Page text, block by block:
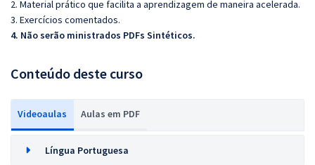
2. Material prático que facilita a aprendizagem de maneira acelerada.
3. Exercícios comentados.
4. Não serão ministrados PDFs Sintéticos.
Conteúdo deste curso
Videoaulas Aulas em PDF
Língua Portuguesa